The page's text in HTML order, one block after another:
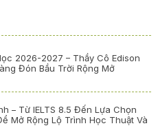
2026-2027 – Thầy Cô Edison
Đón Bầu Trời Rộng Mở
– Từ IELTS 8.5 Đến Lựa Chọn
Mở Rộng Lộ Trình Học Thuật Và